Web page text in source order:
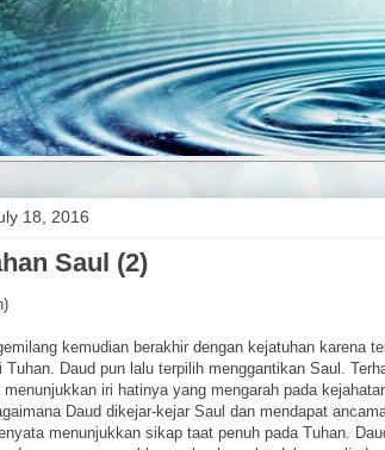
18, 2016
Saul (2)
kemudian berakhir dengan kejatuhan karena
Tuhan. Daud pun lalu terpilih menggantikan Saul.
iri hatinya yang mengarah pada
Daud dikejar-kejar Saul dan mendapat
menunjukkan sikap taat penuh pada Tuhan.